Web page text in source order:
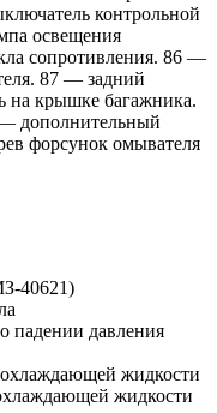
контрольной
освещения
сопротивления. 86 —
87 — задний
на крышке багажника.
дополнительный
форсунок омывателя
40621)
падении давления
жидкости
жидкости